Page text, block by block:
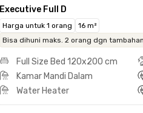
Executive Full D
Harga untuk 1 orang
16 m²
Bisa dihuni maks. 2 orang dgn
Full Size Bed 120x200 cm
Kamar Mandi Dalam
Water Heater